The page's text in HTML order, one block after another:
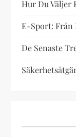
t
i
o
Hur Du Väljer
E-Sport: Från
De Senaste